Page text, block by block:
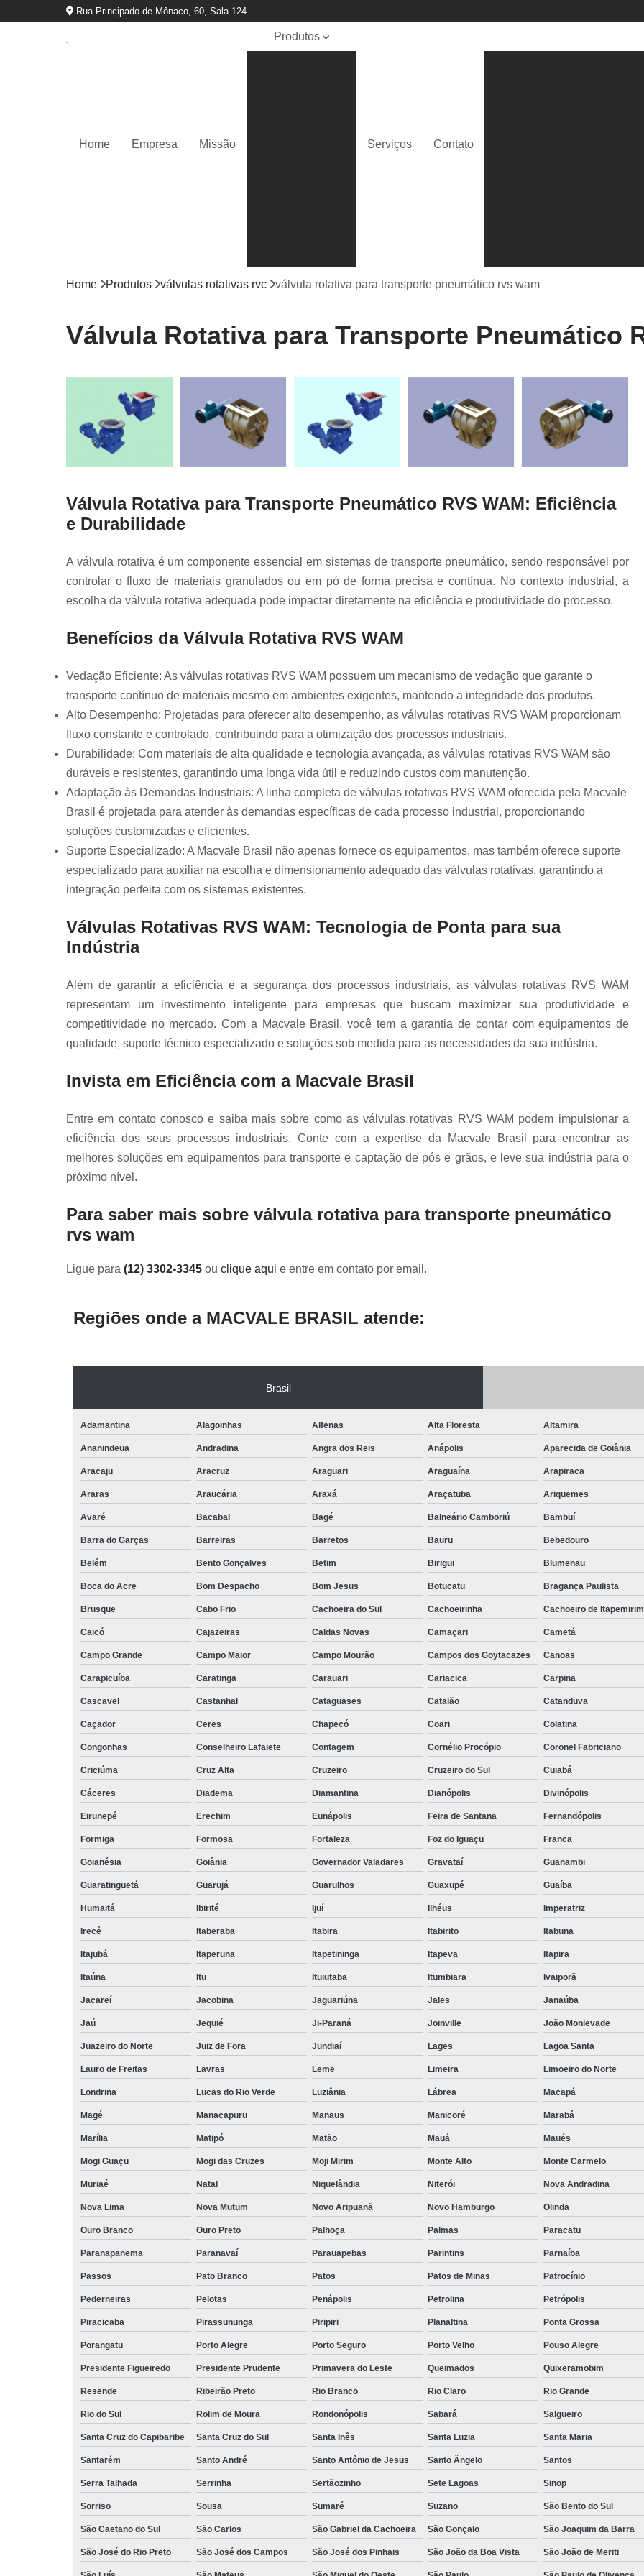
Rua Principado de Mônaco, 60, Sala 124
Home Empresa Missão
Produtos
nível
Motovibradores
Reposição de
roscas
Roscas
telescópicas
Válvulas de alívio
Válvulas de
desvío
mangote
desviadoras
Válvulas
guilhotinas
Válvulas rotativas
Válvulas rotativas
rvc
Válvulas
solenóides
impacto
Vibradores
lineares
pneumáticos
Serviços Contato
Descarregador de Grãos
Descarregador de Grãos
Sistema de
Sistema
Sistema Descarregador
Distribuidor
Distribuidor
Distribuidor
Distribuidor Wam em
Distribuidor Wam Peças
Filtro Antipoluição
Filtro para Silo
Filtro para Silo de
Filtro Redondo
Filtro Silotop Cimento
Filtro Topo de
Filtro de Ventilação
Filtro de
Filtro de Ventilação Moegas
Filtro para Ventilação
Filtro Ventilação
Filtro Ventilação
Fundo Vibratório Silo
Indicador de Nível de
Indicador de Nível
Indicador de Nível para Silo
Medidor de Nível
Martelo
Motovibrador Elétrico
Motovibrador Elétrico
Motovibrador Elétrico para
Motovibrador em São
Distribuidor
Distribuidor
Distribuidor de Placa
Placa de Filtro de Silo
Placa
Placa Eletrônica de
Reposição de
Reposição de Rosca em
Reposição de
Reposição de
Reposição de
Reposição
Rosca Helicoidal
Rosca Transportadora
Rosca Transportadora
Rosca
Rosca Transportadora em
Rosca Transportadora
Tromba
Tromba de
Tromba
Tromba
Tromba
Tromba
Tromba Telescópica
Trompa de Carregamento
Válvula Borboleta 8
Válvula
Válvula Borboleta em
Válvula Borboleta Inox
Válvula Borboleta Inox
Válvula Borboleta
Válvula Alívio e
Válvula de Alívio
Válvula de Alívio
Válvula de
Válvula de Alívio de
Válvula de Alívio Inox
Válvula de Desvío de
Home Produtos válvulas rotativas rvc válvula rotativa para transporte pneumático rvs wam
Válvula Rotativa para Transporte Pneumático
Válvula Rotativa para Transporte Pneumático RVS WAM: Eficiência
e Durabilidade
A válvula rotativa é um componente essencial em sistemas de transporte pneumático, sendo responsável por
controlar o fluxo de materiais granulados ou em pó de forma precisa e contínua. No contexto industrial, a
escolha da válvula rotativa adequada pode impactar diretamente na eficiência e produtividade do processo.
Benefícios da Válvula Rotativa RVS WAM
Vedação Eficiente: As válvulas rotativas RVS WAM possuem um mecanismo de vedação que garante o
transporte contínuo de materiais mesmo em ambientes exigentes, mantendo a integridade dos produtos.
Alto Desempenho: Projetadas para oferecer alto desempenho, as válvulas rotativas RVS WAM proporcionam
fluxo constante e controlado, contribuindo para a otimização dos processos industriais.
Durabilidade: Com materiais de alta qualidade e tecnologia avançada, as válvulas rotativas RVS WAM são
duráveis e resistentes, garantindo uma longa vida útil e reduzindo custos com manutenção.
Adaptação às Demandas Industriais: A linha completa de válvulas rotativas RVS WAM oferecida pela Macvale
Brasil é projetada para atender às demandas específicas de cada processo industrial, proporcionando
soluções customizadas e eficientes.
Suporte Especializado: A Macvale Brasil não apenas fornece os equipamentos, mas também oferece suporte
especializado para auxiliar na escolha e dimensionamento adequado das válvulas rotativas, garantindo a
integração perfeita com os sistemas existentes.
Válvulas Rotativas RVS WAM: Tecnologia de Ponta para sua
Indústria
Além de garantir a eficiência e a segurança dos processos industriais, as válvulas rotativas RVS WAM
representam um investimento inteligente para empresas que buscam maximizar sua produtividade e
competitividade no mercado. Com a Macvale Brasil, você tem a garantia de contar com equipamentos de
qualidade, suporte técnico especializado e soluções sob medida para as necessidades da sua indústria.
Invista em Eficiência com a Macvale Brasil
Entre em contato conosco e saiba mais sobre como as válvulas rotativas RVS WAM podem impulsionar a
eficiência dos seus processos industriais. Conte com a expertise da Macvale Brasil para encontrar as
melhores soluções em equipamentos para transporte e captação de pós e grãos, e leve sua indústria para o
próximo nível.
Para saber mais sobre válvula rotativa para transporte pneumático
rvs wam
Ligue para (12) 3302-3345 ou clique aqui e entre em contato por email.
Regiões onde a MACVALE BRASIL atende:
Brasil
Adamantina Alagoinhas Alfenas Alta Floresta Altamira
Ananindeua Andradina Angra dos Reis Anápolis Aparecida de Goiânia
Aracaju Aracruz Araguari Araguaína Arapiraca
Araras Araucária Araxá Araçatuba Ariquemes
Avaré Bacabal Bagé Balneário Camboriú Bambuí
Barra do Garças Barreiras Barretos Bauru Bebedouro
Belém Bento Gonçalves Betim Birigui Blumenau
Boca do Acre Bom Despacho Bom Jesus Botucatu Bragança Paulista
Brusque Cabo Frio Cachoeira do Sul Cachoeirinha Cachoeiro de Itapemirim
Caicó Cajazeiras Caldas Novas Camaçari Cametá
Campo Grande Campo Maior Campo Mourão Campos dos Goytacazes Canoas
Carapicuíba Caratinga Carauari Cariacica Carpina
Cascavel Castanhal Cataguases Catalão Catanduva
Caçador Ceres Chapecó Coari Colatina
Congonhas Conselheiro Lafaiete Contagem Cornélio Procópio Coronel Fabriciano
Criciúma Cruz Alta Cruzeiro Cruzeiro do Sul Cuiabá
Cáceres Diadema Diamantina Dianópolis Divinópolis
Eirunepé Erechim Eunápolis Feira de Santana Fernandópolis
Formiga Formosa Fortaleza Foz do Iguaçu Franca
Goianésia Goiânia Governador Valadares Gravataí Guanambi
Guaratinguetá Guarujá Guarulhos Guaxupé Guaíba
Humaitá Ibirité Ijuí Ilhéus Imperatriz
Irecê Itaberaba Itabira Itabirito Itabuna
Itajubá Itaperuna Itapetininga Itapeva Itapira
Itaúna Itu Ituiutaba Itumbiara Ivaiporã
Jacareí Jacobina Jaguariúna Jales Janaúba
Jaú Jequié Ji-Paraná Joinville João Monlevade
Juazeiro do Norte Juiz de Fora Jundiaí Lages Lagoa Santa
Lauro de Freitas Lavras Leme Limeira Limoeiro do Norte
Londrina Lucas do Rio Verde Luziânia Lábrea Macapá
Magé Manacapuru Manaus Manicoré Marabá
Marília Matipó Matão Mauá Maués
Mogi Guaçu Mogi das Cruzes Moji Mirim Monte Alto Monte Carmelo
Muriaé Natal Niquelândia Niterói Nova Andradina
Nova Lima Nova Mutum Novo Aripuanã Novo Hamburgo Olinda
Ouro Branco Ouro Preto Palhoça Palmas Paracatu
Paranapanema Paranavaí Parauapebas Parintins Parnaíba
Passos Pato Branco Patos Patos de Minas Patrocínio
Pederneiras Pelotas Penápolis Petrolina Petrópolis
Piracicaba Pirassununga Piripiri Planaltina Ponta Grossa
Porangatu Porto Alegre Porto Seguro Porto Velho Pouso Alegre
Presidente Figueiredo Presidente Prudente Primavera do Leste Queimados Quixeramobim
Resende Ribeirão Preto Rio Branco Rio Claro Rio Grande
Rio do Sul Rolim de Moura Rondonópolis Sabará Salgueiro
Santa Cruz do Capibaribe Santa Cruz do Sul Santa Inês Santa Luzia Santa Maria
Santarém Santo André Santo Antônio de Jesus Santo Ângelo Santos
Serra Talhada Serrinha Sertãozinho Sete Lagoas Sinop
Sorriso Sousa Sumaré Suzano São Bento do Sul
São Caetano do Sul São Carlos São Gabriel da Cachoeira São Gonçalo São Joaquim da Barra
São José do Rio Preto São José dos Campos São José dos Pinhais São João da Boa Vista São João de Meriti